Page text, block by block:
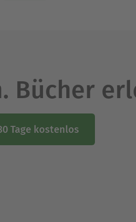
Bücher
Tage kostenlos